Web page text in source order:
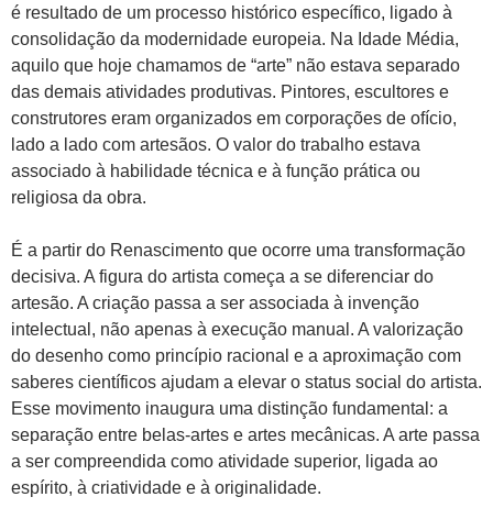
é resultado de um processo histórico específico, ligado à
consolidação da modernidade europeia. Na Idade Média,
aquilo que hoje chamamos de “arte” não estava separado
das demais atividades produtivas. Pintores, escultores e
construtores eram organizados em corporações de ofício,
lado a lado com artesãos. O valor do trabalho estava
associado à habilidade técnica e à função prática ou
religiosa da obra.
É a partir do Renascimento que ocorre uma transformação
decisiva. A figura do artista começa a se diferenciar do
artesão. A criação passa a ser associada à invenção
intelectual, não apenas à execução manual. A valorização
do desenho como princípio racional e a aproximação com
saberes científicos ajudam a elevar o status social do artista.
Esse movimento inaugura uma distinção fundamental: a
separação entre belas-artes e artes mecânicas. A arte passa
a ser compreendida como atividade superior, ligada ao
espírito, à criatividade e à originalidade.